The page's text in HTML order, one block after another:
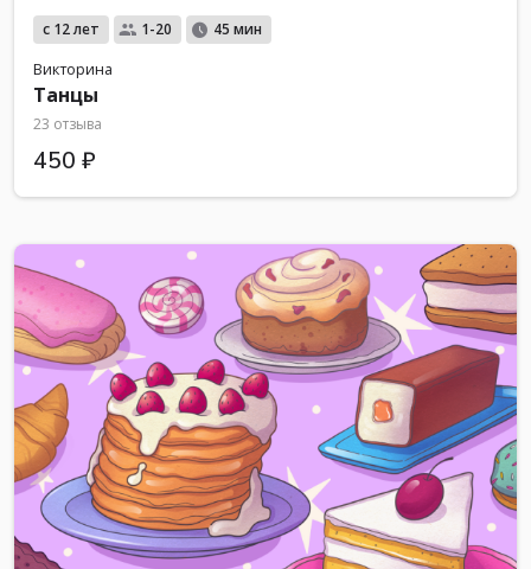
с 12 лет 1-20 45 мин
Викторина
Танцы
23 отзыва
450 ₽